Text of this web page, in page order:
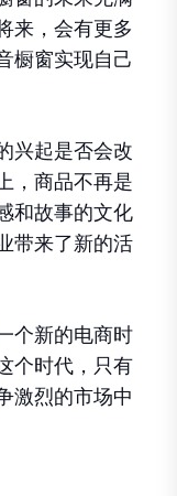
来，会有更多
橱窗实现自己
兴起是否会改
，商品不再是
和故事的文化
带来了新的活
个新的电商时
个时代，只有
激烈的市场中